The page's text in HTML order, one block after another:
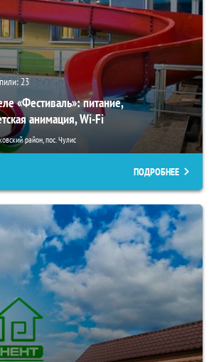
23
«Фестиваль»: питание,
анимация, Wi-Fi
район, пос. Чулис
ПОДРОБНЕЕ